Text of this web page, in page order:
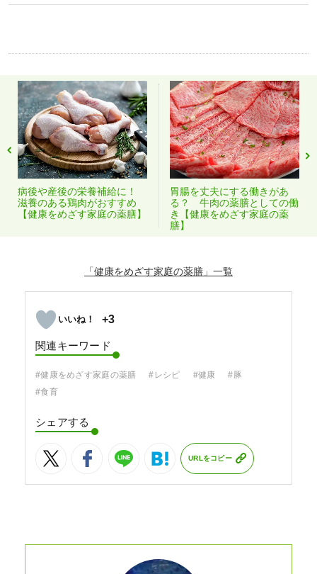
病後や産後の栄養補給に！
滋養のある鶏肉がおすすめ
【健康をめざす家庭の薬膳】
胃腸を丈夫にする働きがあ
る？ 牛肉の薬膳としての働
き【健康をめざす家庭の薬
膳】
「健康をめざす家庭の薬膳」
+3
関連キーワード
#健康をめざす家庭の薬膳 #レシピ #健康
#豚
#食育
シェアする
URLをコピー